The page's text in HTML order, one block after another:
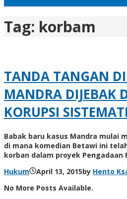
Tag: korbam
TANDA TANGAN
MANDRA DIJEBAK
KORUPSI
Babak baru kasus Mandra mulai
di mana komedian Betawi ini
korban dalam proyek Pengadaan
Hukum
April 13, 2015by Hento
No More Posts Available.